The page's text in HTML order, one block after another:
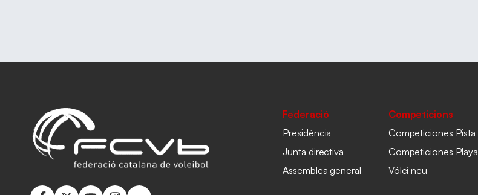
Federació
Presidència
Junta directiva
Assemblea general
Competicions
Competiciones Pista
Competiciones Playa
Vólei neu